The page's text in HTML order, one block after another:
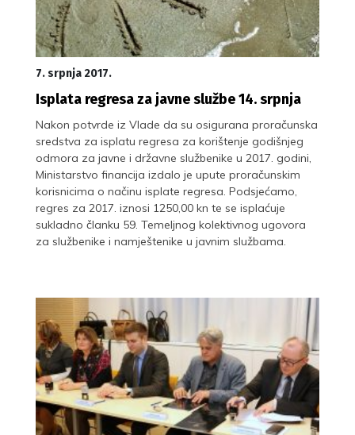
7. srpnja 2017.
Isplata regresa za javne službe 14. srpnja
Nakon potvrde iz Vlade da su osigurana proračunska
sredstva za isplatu regresa za korištenje godišnjeg
odmora za javne i državne službenike u 2017. godini,
Ministarstvo financija izdalo je upute proračunskim
korisnicima o načinu isplate regresa. Podsjećamo,
regres za 2017. iznosi 1250,00 kn te se isplaćuje
sukladno članku 59. Temeljnog kolektivnog ugovora
za službenike i namještenike u javnim službama.